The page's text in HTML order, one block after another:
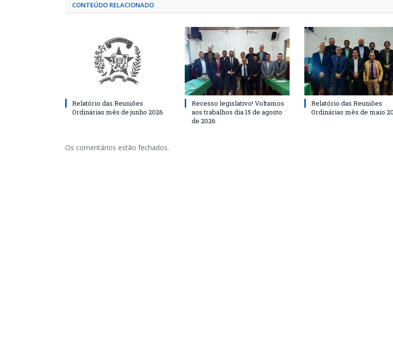
CONTEÚDO RELACIONADO
Relatório das Reuniões
Ordinárias mês de junho 2026
Recesso legislativo! Voltamos
aos trabalhos dia 15 de agosto
de 2026
Relatório das Reuniões
Ordinárias mês de maio
Os comentários estão fechados.